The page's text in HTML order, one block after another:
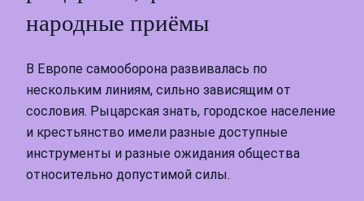
народные приёмы
В Европе самооборона развивалась по
нескольким линиям, сильно зависящим от
сословия. Рыцарская знать, городское население
и крестьянство имели разные доступные
инструменты и разные ожидания общества
относительно допустимой силы.